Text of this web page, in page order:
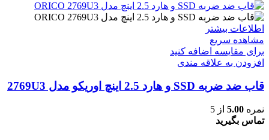
اطلاعات بیشتر
مشاهده سریع
برای مقایسه اضافه کنید
افزودن به علاقه مندی
قاب ضد ضربه SSD و هارد 2.5 اینچ اوریکو مدل 2769U3
نمره 5.00 از 5
تماس بگیرید